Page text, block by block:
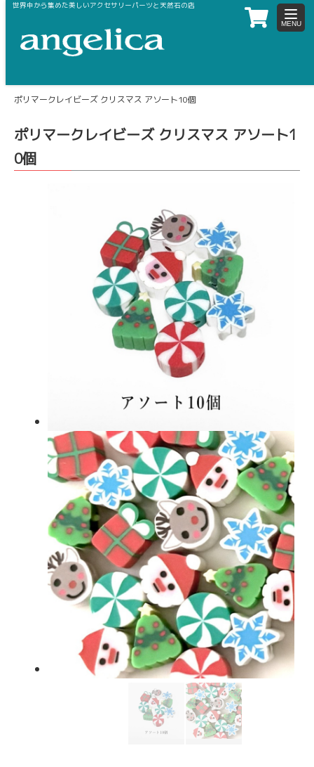
世界中から集めた美しいアクセサリーパーツと天然石の店
ポリマークレイビーズ クリスマス アソート10個
ポリマークレイビーズ クリスマス アソート1
0個